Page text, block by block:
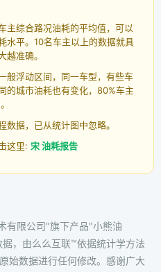
主综合路况油耗的平均值，可以
水平。10名车主以上的数据就具
越准确。
般浮动区间，同一车型，有些车
的城市油耗也有变化，80%车主
据，已从统计图中忽略。
这里: 宋 油耗报告
有限公司"旗下产品"小熊油
，由么么互联™依据统计学方法
始数据进行任何修改。感谢广大